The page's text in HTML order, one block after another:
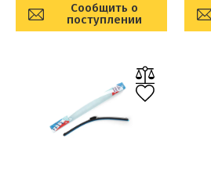
Сообщить о
поступлении